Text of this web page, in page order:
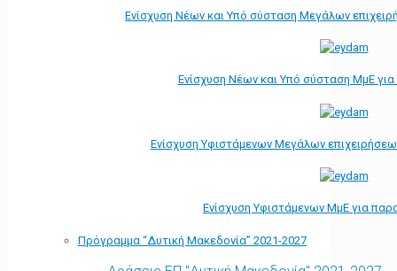
Ενίσχυση Νέων και Υπό σύσταση Μεγάλων
Ενίσχυση Νέων και Υπό σύσταση ΜμΕ
Ενίσχυση Υφιστάμενων Μεγάλων
Ενίσχυση Υφιστάμενων ΜμΕ για
Πρόγραμμα “Δυτική Μακεδονία” 2021-2027